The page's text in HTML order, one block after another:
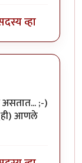
व्हा
असतात... ;-)
आणले